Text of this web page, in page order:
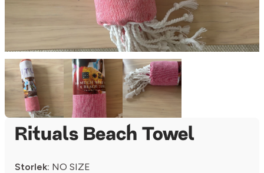
Rituals Beach Towel
Storlek: NO SIZE